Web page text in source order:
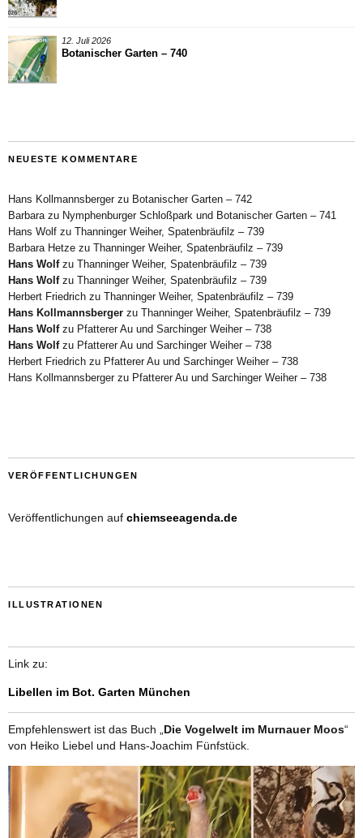
12. Juli 2026
Botanischer Garten – 740
NEUESTE KOMMENTARE
Hans Kollmannsbergerzu Botanischer Garten – 742
Barbarazu Nymphenburger Schloßpark und Botanischer Garten – 741
Hans Wolf zu Thanninger Weiher, Spatenbräufilz – 739
Barbara Hetze zu Thanninger Weiher, Spatenbräufilz – 739
Hans Wolfzu Thanninger Weiher, Spatenbräufilz – 739
Hans Wolfzu Thanninger Weiher, Spatenbräufilz – 739
Herbert Friedrich zu Thanninger Weiher, Spatenbräufilz – 739
Hans Kollmannsberger zu Thanninger Weiher, Spatenbräufilz – 739
Hans Wolfzu Pfatterer Au und Sarchinger Weiher – 738
Hans Wolfzu Pfatterer Au und Sarchinger Weiher – 738
Herbert Friedrich zu Pfatterer Au und Sarchinger Weiher – 738
Hans Kollmannsbergerzu Pfatterer Au und Sarchinger Weiher – 738
VERÖFFENTLICHUNGEN
Veröffentlichungen auf chiemseeagenda.de
ILLUSTRATIONEN
Link zu:
Libellen im Bot. Garten München
Empfehlenswert ist das Buch „ Die Vogelwelt im Murnauer Moos“
von Heiko Liebel und Hans-Joachim Fünfstück.